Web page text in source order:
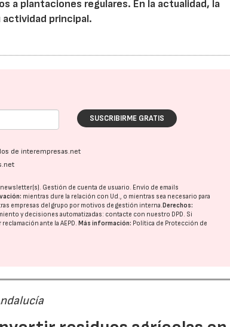
a plantaciones regulares. En la actualidad, la
principal.
SUSCRIBIRME GRATIS
de interempresas.net
Gestión de cuenta de usuario. Envío de emails
mientras dure la relación con Ud., o mientras sea necesario para
empresas del grupo por motivos de gestión interna. Derechos:
y decisiones automatizadas: contacte con nuestro DPD. Si
reclamación ante laAEPD. Más información: Política de Protección de